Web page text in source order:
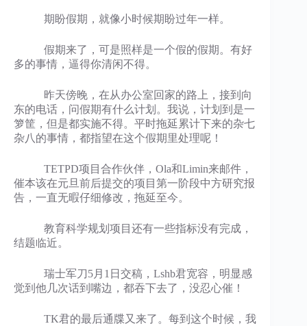
期盼假期，就像小时候期盼过年一样。
假期来了，可是照样是一个假的假期。有好
多的事情，逼得你清闲不得。
昨天傍晚，在从办公室回家的路上，接到向
东的电话，问假期有什么计划。我说，计划到是一
箩筐，但是都实施不得。平时拖延累计下来的杂七
杂八的事情，都指望在这个假期里处理呢！
TETPD项目合作伙伴，Ola和Limin来邮件，
催本该在元旦前后提交的项目第一阶段中方研究报
告，一直无暇仔细修改，拖延至今。
教育科学规划项目还有一些指标没有完成，
结题临近。
瑞士军刀5月1日交稿，Lshb君宽容，明显感
觉到他几次话到嘴边，都吞下去了，没忍心催！
TK君的最后通牒又来了。每到这个时候，我